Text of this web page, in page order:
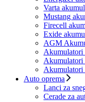
Varta
Mustang
Firecell
Exide
AGM
Akumulatori
Akumulatori
Akumulatori
Auto oprema
Lanci za
Cerade za